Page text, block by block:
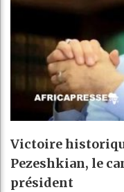
Victoire
Pezeshkian, le
président